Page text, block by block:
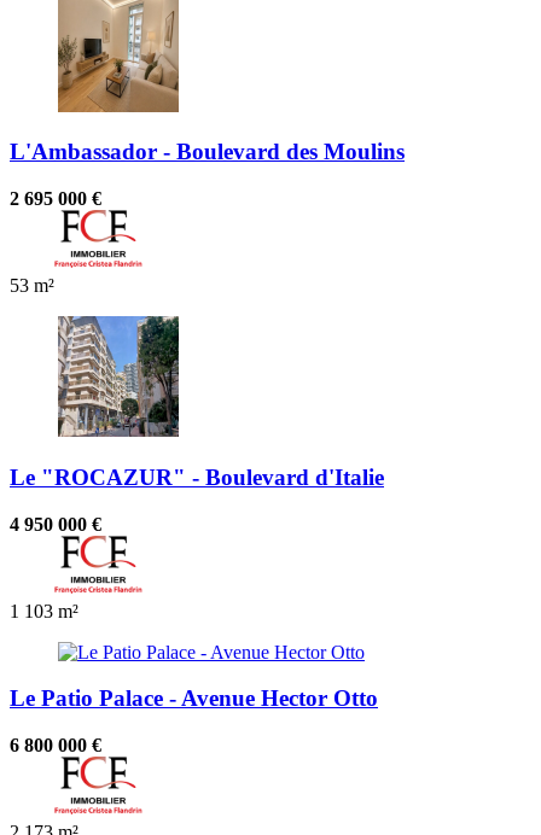
L'Ambassador - Boulevard des Moulins
2 695 000 €
53 m²
Le "ROCAZUR" - Boulevard d'Italie
4 950 000 €
1 103 m²
Le Patio Palace - Avenue Hector Otto
6 800 000 €